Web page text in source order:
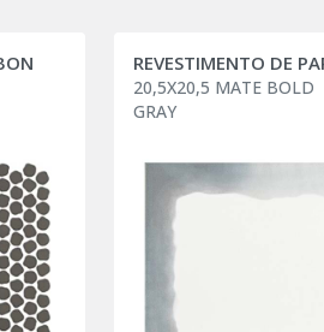
20,5X20,5 MATE BOLD
GRAY